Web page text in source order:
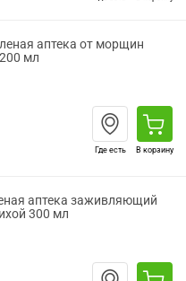
аптека от морщин
мл
Где есть В корзину
аптека заживляющий
300 мл